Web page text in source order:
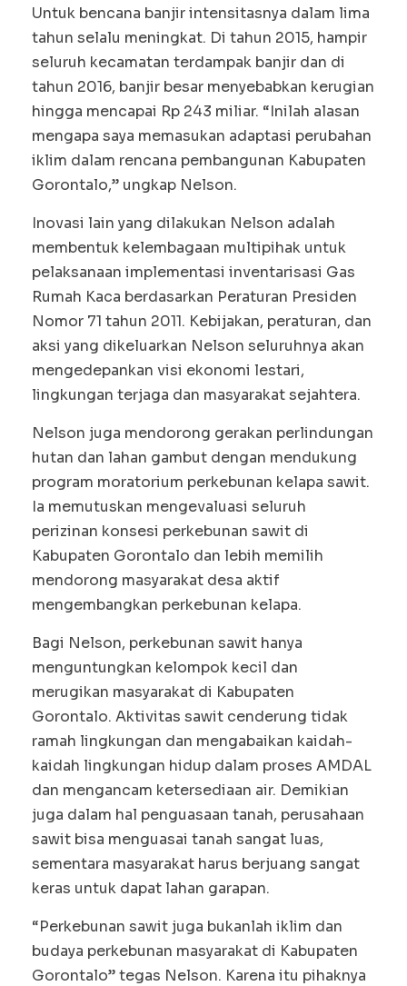
Untuk bencana banjir intensitasnya dalam lima
tahun selalu meningkat. Di tahun 2015, hampir
seluruh kecamatan terdampak banjir dan di
tahun 2016, banjir besar menyebabkan kerugian
hingga mencapai Rp 243 miliar. “Inilah alasan
mengapa saya memasukan adaptasi perubahan
iklim dalam rencana pembangunan Kabupaten
Gorontalo,” ungkap Nelson.
Inovasi lain yang dilakukan Nelson adalah
membentuk kelembagaan multipihak untuk
pelaksanaan implementasi inventarisasi Gas
Rumah Kaca berdasarkan Peraturan Presiden
Nomor 71 tahun 2011. Kebijakan, peraturan, dan
aksi yang dikeluarkan Nelson seluruhnya akan
mengedepankan visi ekonomi lestari,
lingkungan terjaga dan masyarakat sejahtera.
Nelson juga mendorong gerakan perlindungan
hutan dan lahan gambut dengan mendukung
program moratorium perkebunan kelapa sawit.
Ia memutuskan mengevaluasi seluruh
perizinan konsesi perkebunan sawit di
Kabupaten Gorontalo dan lebih memilih
mendorong masyarakat desa aktif
mengembangkan perkebunan kelapa.
Bagi Nelson, perkebunan sawit hanya
menguntungkan kelompok kecil dan
merugikan masyarakat di Kabupaten
Gorontalo. Aktivitas sawit cenderung tidak
ramah lingkungan dan mengabaikan kaidah-
kaidah lingkungan hidup dalam proses AMDAL
dan mengancam ketersediaan air. Demikian
juga dalam hal penguasaan tanah, perusahaan
sawit bisa menguasai tanah sangat luas,
sementara masyarakat harus berjuang sangat
keras untuk dapat lahan garapan.
“Perkebunan sawit juga bukanlah iklim dan
budaya perkebunan masyarakat di Kabupaten
Gorontalo” tegas Nelson. Karena itu pihaknya